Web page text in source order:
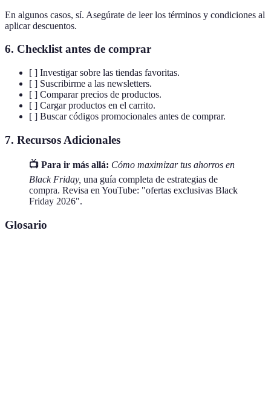
En algunos casos, sí. Asegúrate de leer los términos y condiciones al
aplicar descuentos.
6. Checklist antes de comprar
[ ] Investigar sobre las tiendas favoritas.
[ ] Suscribirme a las newsletters.
[ ] Comparar precios de productos.
[ ] Cargar productos en el carrito.
[ ] Buscar códigos promocionales antes de comprar.
7. Recursos Adicionales
📺 Para ir más allá: Cómo maximizar tus ahorros en
Black Friday, una guía completa de estrategias de
compra. Revisa en YouTube: "ofertas exclusivas Black
Friday 2026".
Glosario